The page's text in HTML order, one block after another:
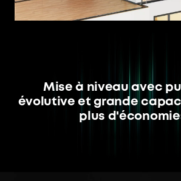
Mise à niveau avec
évolutive et grande
plus